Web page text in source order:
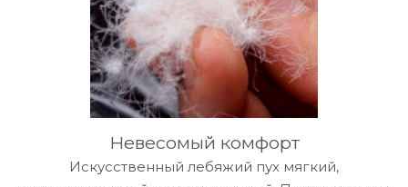
Невесомый комфорт
Искусственный лебяжий пух мягкий,